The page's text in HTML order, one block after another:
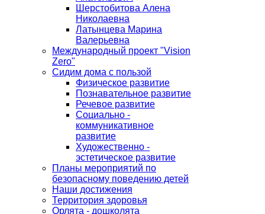
Шерстобитова Алена
Николаевна
Латынцева Марина
Валерьевна
Международный проект "Vision
Zero"
Сидим дома с пользой
Физическое развитие
Познавательное развитие
Речевое развитие
Социально -
коммуникативное
развитие
Художественно -
эстетическое развитие
Планы мероприятий по
безопасному поведению детей
Наши достижения
Территория здоровья
Орлята - дошколята